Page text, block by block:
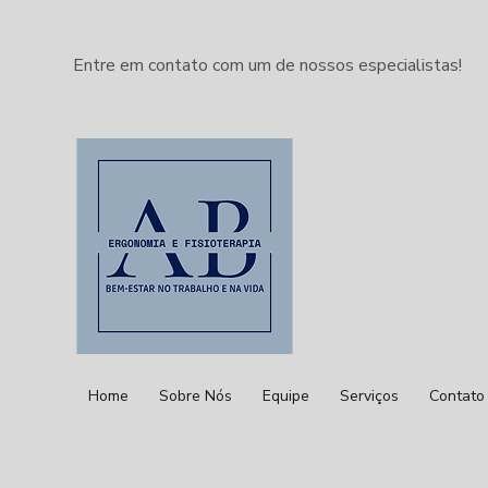
Entre em contato com um de nossos especialistas!
Home Sobre Nós Equipe Serviços Contato